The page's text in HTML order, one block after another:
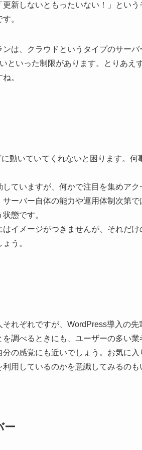
新しないともったいない！」とい
。
は、クラウドというタイプのサー
といった制限があります。とりあえ
。
動いていてくれないと困ります。
ていますが、何かで注目を集めア
ーバー自体の能力や運用体制次第
態です。
イメージがつきませんが、それだ
う。
れぞれですが、WordPress導入の
調べるときにも、ユーザーの多い
の感覚にも近いでしょう。お気に
用しているのかを意識してみるのも
ー